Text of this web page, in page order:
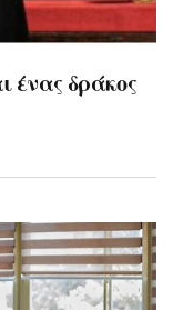
ένας δράκος